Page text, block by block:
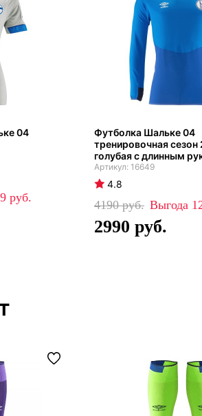
04
Футболка Шальке 04
тренировочная сезон
голубая с длинным
16649
4.8
4190
2990